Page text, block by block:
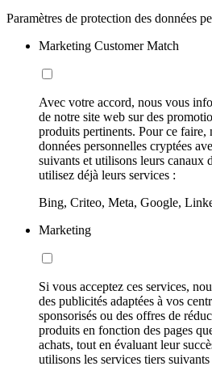
Paramètres de protection des données
Marketing Customer Match
Avec votre accord, nous vous
de notre site web sur des
produits pertinents. Pour ce faire,
données personnelles cryptées
suivants et utilisons leurs canaux
utilisez déjà leurs services :
Bing, Criteo, Meta, Google,
Marketing
Si vous acceptez ces services,
des publicités adaptées à vos
sponsorisés ou des offres de
produits en fonction des pages
achats, tout en évaluant leur
utilisons les services tiers